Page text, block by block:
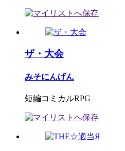
ザ・大会
みそにんげん
短編コミカルRPG